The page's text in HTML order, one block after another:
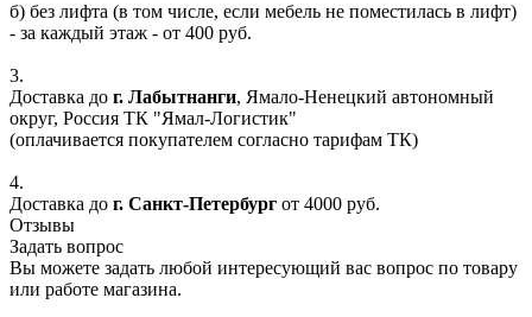
б) без лифта (в том числе, если мебель не поместилась в лифт)
- за каждый этаж - от 400 руб.
3.
Доставка до г. Лабытнанги, Ямало-Ненецкий автономный
округ, Россия ТК "Ямал-Логистик"
(оплачивается покупателем согласно тарифам ТК)
4.
Доставка до г. Санкт-Петербург от 4000 руб.
Отзывы
Задать вопрос
Вы можете задать любой интересующий вас вопрос по товару
или работе магазина.